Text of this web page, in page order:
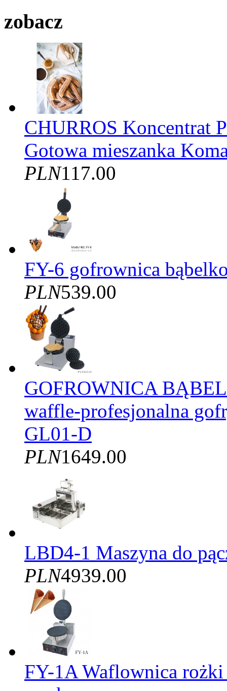
zobacz
CHURROS Koncentrat
Gotowa mieszanka
PLN117.00
FY-6 gofrownica
PLN539.00
GOFROWNICA
waffle-profesjonalna
GL01-D
PLN1649.00
LBD4-1 Maszyna do
PLN4939.00
FY-1A Waflownica